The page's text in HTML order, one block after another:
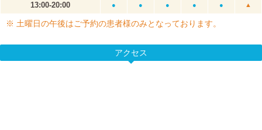
13:00-20:00 ● ● ● ● ● ▲
※ 土曜日の午後はご予約の患者様のみとなっております。
アクセス